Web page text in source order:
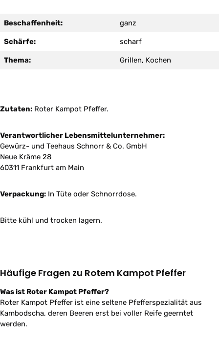
Beschaffenheit: ganz
Schärfe: scharf
Thema: Grillen, Kochen
Zutaten: Roter Kampot Pfeffer.
Verantwortlicher Lebensmittelunternehmer:
Gewürz- und Teehaus Schnorr & Co. GmbH
Neue Kräme 28
60311 Frankfurt am Main
Verpackung: In Tüte oder Schnorrdose.
Bitte kühl und trocken lagern.
Häufige Fragen zu Rotem Kampot Pfeffer
Was ist Roter Kampot Pfeffer?
Roter Kampot Pfeffer ist eine seltene Pfefferspezialität aus
Kambodscha, deren Beeren erst bei voller Reife geerntet
werden.